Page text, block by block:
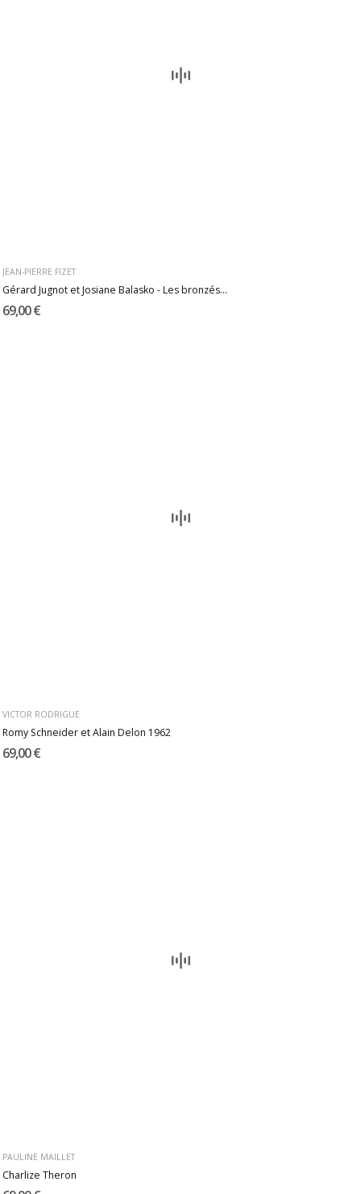
JEAN-PIERRE FIZET
Gérard Jugnot et Josiane Balasko - Les bronzés...
69,00 €
VICTOR RODRIGUE
Romy Schneider et Alain Delon 1962
69,00 €
PAULINE MAILLET
Charlize Theron